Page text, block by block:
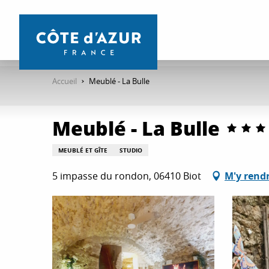
contenu
Accueil Meublé - La Bulle
Meublé - La Bulle
MEUBLÉ ET GÎTE STUDIO
5 impasse du rondon, 06410 Biot M'y